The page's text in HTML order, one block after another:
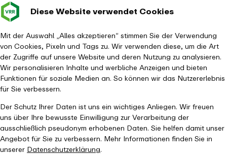
Diese Website verwendet Cookies
Mit der Auswahl „Alles akzeptieren“ stimmen Sie der Verwendung
von Cookies, Pixeln und Tags zu. Wir verwenden diese, um die Art
der Zugriffe auf unsere Website und deren Nutzung zu analysieren.
Wir personalisieren Inhalte und werbliche Anzeigen und bieten
Funktionen für soziale Medien an. So können wir das Nutzererlebnis
für Sie verbessern.
Der Schutz Ihrer Daten ist uns ein wichtiges Anliegen. Wir freuen
uns über Ihre bewusste Einwilligung zur Verarbeitung der
ausschließlich pseudonym erhobenen Daten. Sie helfen damit unser
Angebot für Sie zu verbessern. Mehr Informationen finden Sie in
unsererDatenschutzerklärung.
Verkehrsverbund Baustellen im
Leichte
Startseite Aktuelles Newsroom VRR Förderkatalog 2027